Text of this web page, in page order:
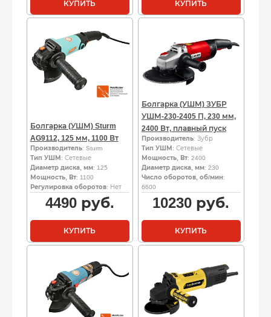
КУПИТЬ КУПИТЬ
Болгарка (УШМ) Sturm
AG9112, 125 мм, 1100 Вт
Производитель: Sturm
Тип УШМ : Сетевые
Диаметр диска, мм: 125
Мощность, Вт: 1100
Регулировка оборотов: Нет
4490руб.
КУПИТЬ
Болгарка (УШМ) ЗУБР
УШМ-230-2405 П, 230 мм,
2400 Вт, плавный пуск
Производитель: Зубр
Тип УШМ : Сетевые
Мощность, Вт: 2400
Диаметр диска, мм: 230
Число оборотов, об/мин:
6600
10230 руб.
КУПИТЬ